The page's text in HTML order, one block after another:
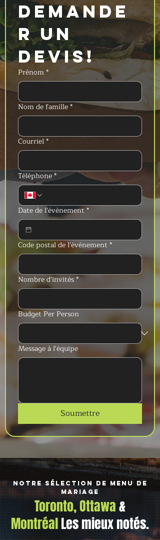
Demande
r un
devis!
Prénom*
Nom de famille*
Courriel*
Téléphone*
Date de l'événement*
Code postal de l'événement *
Nombre d'invités*
Budget Per Person
Message à l'équipe
Soumettre
Notre sélection de menu de
mariage
Toronto, Ottawa&
MontréalLes mieux notés.